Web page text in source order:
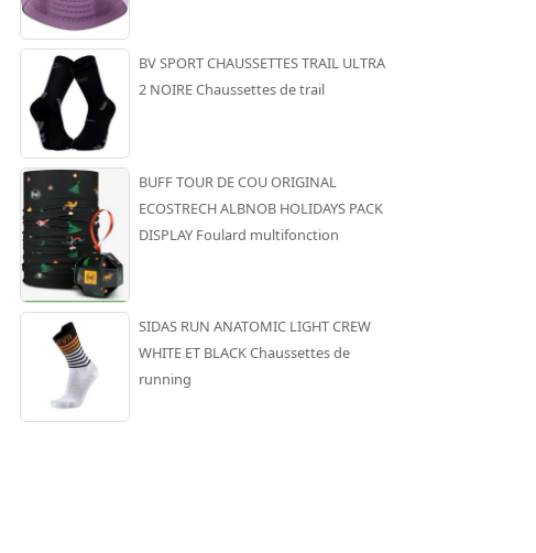
BV SPORT CHAUSSETTES TRAIL ULTRA
2 NOIRE Chaussettes de trail
BUFF TOUR DE COU ORIGINAL
ECOSTRECH ALBNOB HOLIDAYS PACK
DISPLAY Foulard multifonction
SIDAS RUN ANATOMIC LIGHT CREW
WHITE ET BLACK Chaussettes de
running